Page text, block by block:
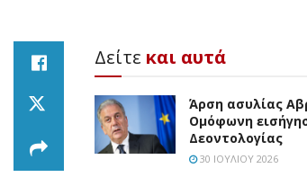
Δείτε και αυτά
Άρση ασυλίας
Ομόφωνη
Δεοντολογίας
30 ΙΟΥΛΊΟΥ 2026